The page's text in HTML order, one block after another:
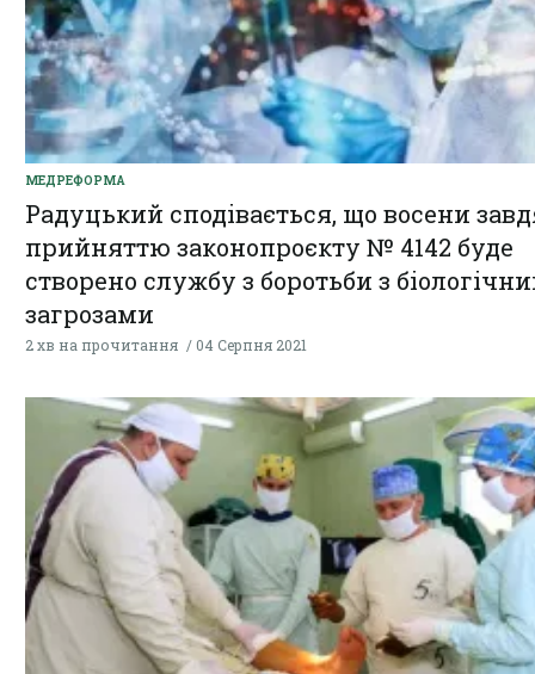
МЕДРЕФОРМА
Радуцький сподівається, що восени
прийняттю законопроєкту № 4142 буде
створено службу з боротьби з
загрозами
2 хв на прочитання 04 Серпня 2021